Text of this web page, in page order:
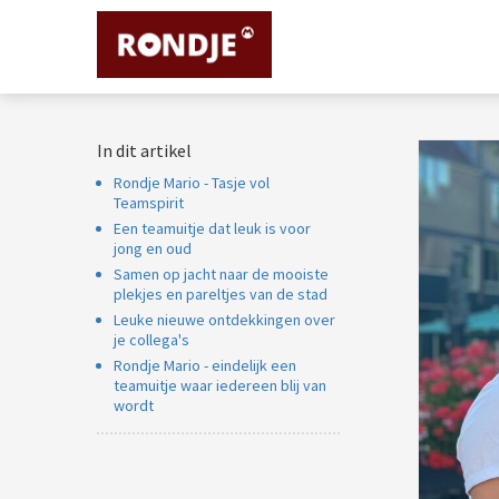
In dit artikel
Rondje Mario - Tasje vol
Teamspirit
Een teamuitje dat leuk is voor
jong en oud
Samen op jacht naar de mooiste
plekjes en pareltjes van de stad
Leuke nieuwe ontdekkingen over
je collega's
Rondje Mario - eindelijk een
teamuitje waar iedereen blij van
wordt
gedrag van een
Hierdoor
website-
relevante